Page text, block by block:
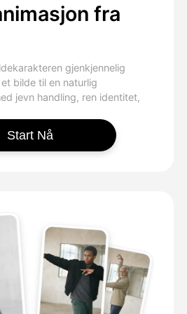
fra
gjenkjennelig
bilde til en naturlig
jevn handling, ren identitet,
Start Nå